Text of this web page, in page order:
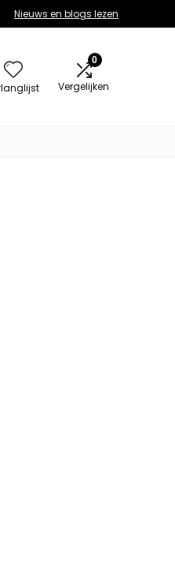
Nieuws en blogs lezen
0
Vergelijken